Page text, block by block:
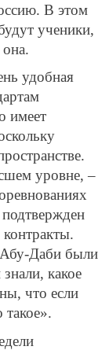
В этом
ученики,
удобная
имеет
уровне, –
Даби были
какое
что если
такое».